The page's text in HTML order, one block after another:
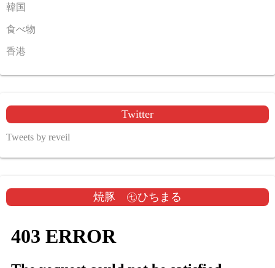
韓国
食べ物
香港
Twitter
Tweets by reveil
焼豚 ㊆ひちまる